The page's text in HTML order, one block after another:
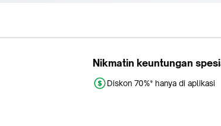
Nikmatin keuntungan
Diskon 70%* hanya di aplikasi